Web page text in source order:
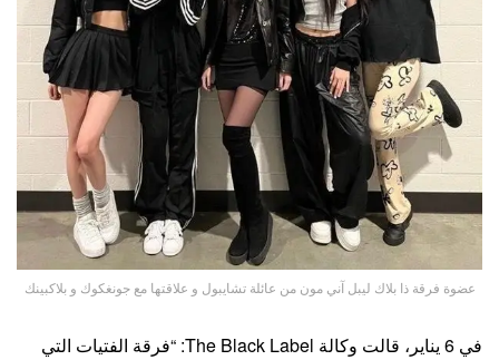
عضوة فرقة ذا بلاك ليبل آني مون من عائلة تشايبول و علاقتها مع جونغكوك و بلاكبينك
في 6 يناير، قالت وكالة The Black Label: “فرقة الفتيات التي